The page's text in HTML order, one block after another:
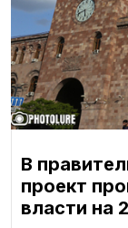
В
проект
власти на